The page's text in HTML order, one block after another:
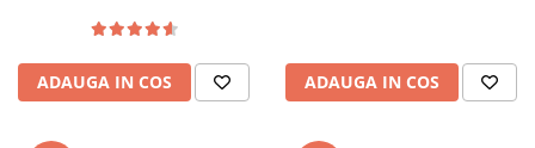
Climatizare
Purificatoare
Power Station
ADAUGA IN COS ADAUGA IN COS